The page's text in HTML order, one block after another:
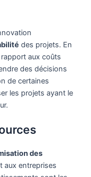
des projets. En
aux coûts
des décisions
de certaines
les projets ayant le
des
aux entreprises